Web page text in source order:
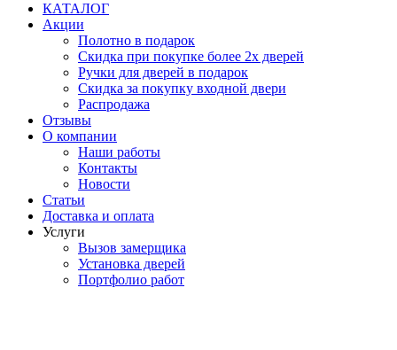
КАТАЛОГ
Акции
Полотно в подарок
Скидка при покупке более 2х дверей
Ручки для дверей в подарок
Скидка за покупку входной двери
Распродажа
Отзывы
О компании
Наши работы
Контакты
Новости
Статьи
Доставка и оплата
Услуги
Вызов замерщика
Установка дверей
Портфолио работ